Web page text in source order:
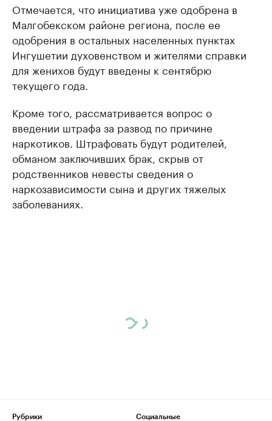
Отмечается, что инициатива уже одобрена в
Малгобекском районе региона, после ее
одобрения в остальных населенных пунктах
Ингушетии духовенством и жителями справки
для женихов будут введены к сентябрю
текущего года.
Кроме того, рассматривается вопрос о
введении штрафа за развод по причине
наркотиков. Штрафовать будут родителей,
обманом заключивших брак, скрыв от
родственников невесты сведения о
наркозависимости сына и других тяжелых
заболеваниях.
Рубрики
Социальные